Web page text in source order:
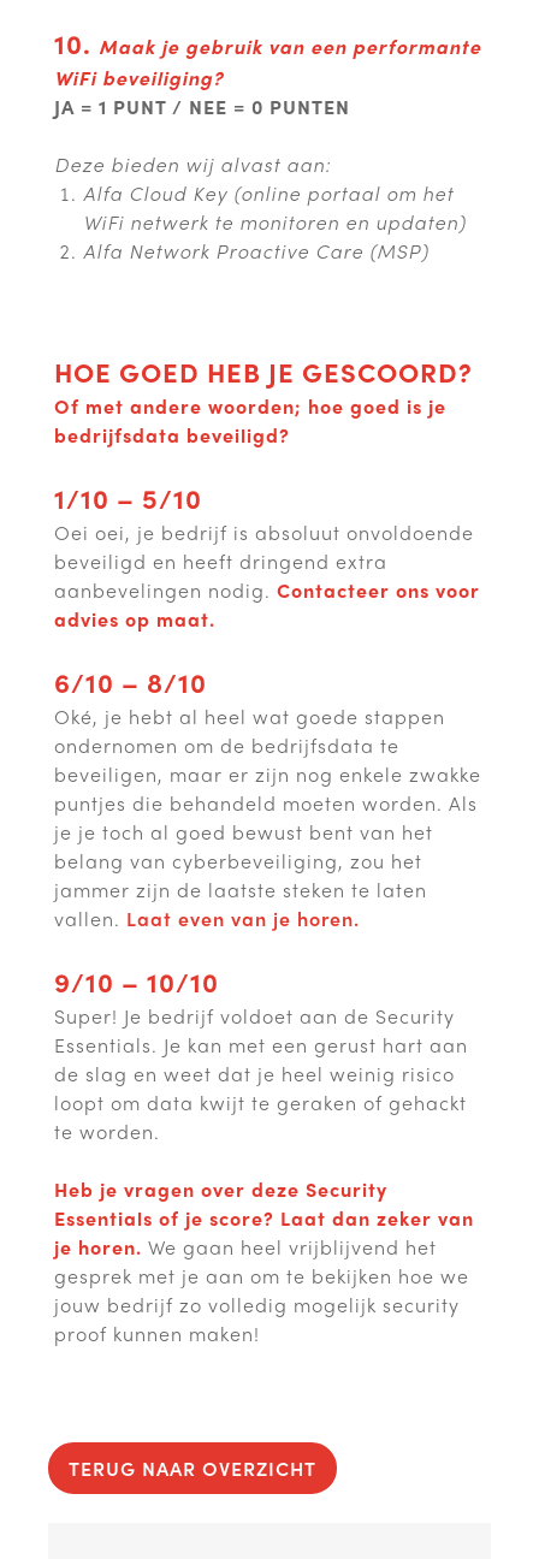
10. Maak je gebruik van een performante
WiFi beveiliging?
JA = 1 PUNT / NEE = 0 PUNTEN
Deze bieden wij alvast aan:
Alfa Cloud Key (online portaal om het
WiFi netwerk te monitoren en updaten)
Alfa Network Proactive Care (MSP)
HOE GOED HEB JE GESCOORD?
Of met andere woorden; hoe goed is je
bedrijfsdata beveiligd?
1/10 – 5/10
Oei oei, je bedrijf is absoluut onvoldoende
beveiligd en heeft dringend extra
aanbevelingen nodig. Contacteer ons voor
advies op maat.
6/10 – 8/10
Oké, je hebt al heel wat goede stappen
ondernomen om de bedrijfsdata te
beveiligen, maar er zijn nog enkele zwakke
puntjes die behandeld moeten worden. Als
je je toch al goed bewust bent van het
belang van cyberbeveiliging, zou het
jammer zijn de laatste steken te laten
vallen. Laat even van je horen.
9/10 – 10/10
Super! Je bedrijf voldoet aan de Security
Essentials. Je kan met een gerust hart aan
de slag en weet dat je heel weinig risico
loopt om data kwijt te geraken of gehackt
te worden.
Heb je vragen over deze Security
Essentials of je score? Laat dan zeker van
je horen. We gaan heel vrijblijvend het
gesprek met je aan om te bekijken hoe we
jouw bedrijf zo volledig mogelijk security
proof kunnen maken!
TERUG NAAR OVERZICHT